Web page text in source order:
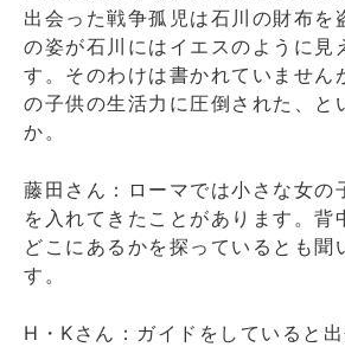
出会った戦争孤児は石川の財布を
の姿が石川にはイエスのように見
す。そのわけは書かれていません
の子供の生活力に圧倒された、と
か。
藤田さん：ローマでは小さな女の
を入れてきたことがあります。背
どこにあるかを探っているとも聞
す。
H・Kさん：ガイドをしていると